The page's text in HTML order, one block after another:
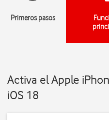
Primeros pasos
Activa el Apple
iOS 18